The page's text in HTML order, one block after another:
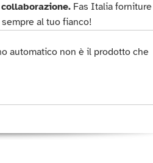
Fas Italia forniture
al tuo fianco!
automatico non è il prodotto che